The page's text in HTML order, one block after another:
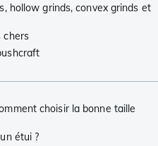
hollow grinds, convex grinds et
chers
choisir la bonne taille
étui ?